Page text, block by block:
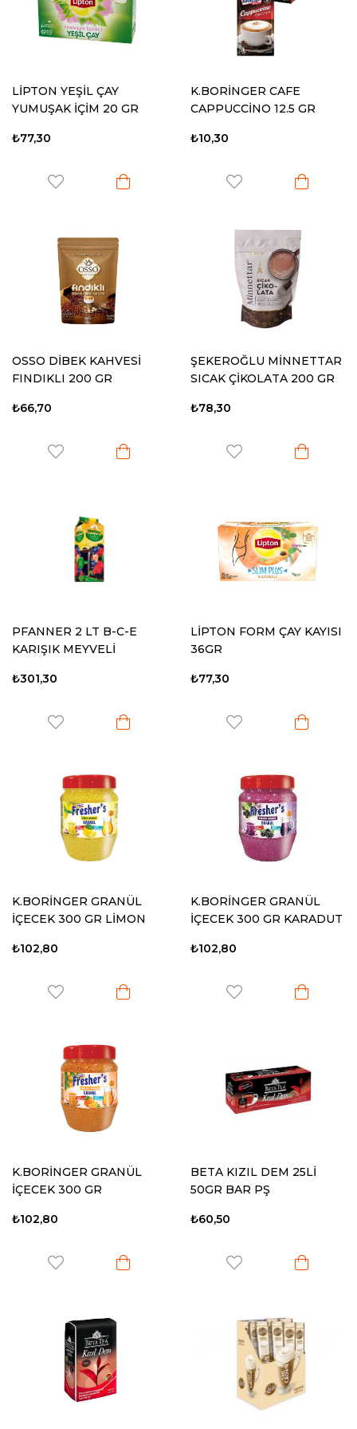
LİPTON YEŞİL ÇAY
YUMUŞAK İÇİM 20 GR
₺77,30
K.BORİNGER CAFE
CAPPUCCİNO 12.5 GR
₺10,30
OSSO DİBEK KAHVESİ
FINDIKLI 200 GR
₺66,70
ŞEKEROĞLU MİNNETTAR
SICAK ÇİKOLATA 200 GR
₺78,30
PFANNER 2 LT B-C-E
KARIŞIK MEYVELİ
₺301,30
LİPTON FORM ÇAY KAYISI
36GR
₺77,30
K.BORİNGER GRANÜL
İÇECEK 300 GR LİMON
₺102,80
K.BORİNGER GRANÜL
İÇECEK 300 GR KARADUT
₺102,80
K.BORİNGER GRANÜL
İÇECEK 300 GR
₺102,80
BETA KIZIL DEM 25Lİ
50GR BAR PŞ
₺60,50